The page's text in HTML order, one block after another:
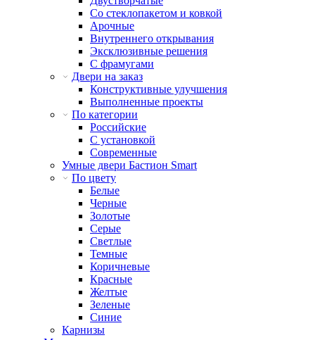
Со стеклопакетом и ковкой
Арочные
Внутреннего открывания
Эксклюзивные решения
С фрамугами
Двери на заказ
Конструктивные улучшения
Выполненные проекты
По категории
Российские
С установкой
Современные
Умные двери Бастион Smart
По цвету
Белые
Черные
Золотые
Серые
Светлые
Темные
Коричневые
Красные
Желтые
Зеленые
Синие
Карнизы